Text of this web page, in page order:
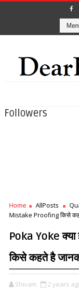
Followers
Home AllPosts
Mistake Proofing किसे कहते
Poka Yoke
किसे कहते है
Shivam 2 years